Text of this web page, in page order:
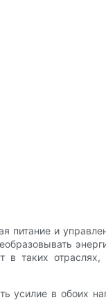
питание и
таких отраслях,
усилие в обоих